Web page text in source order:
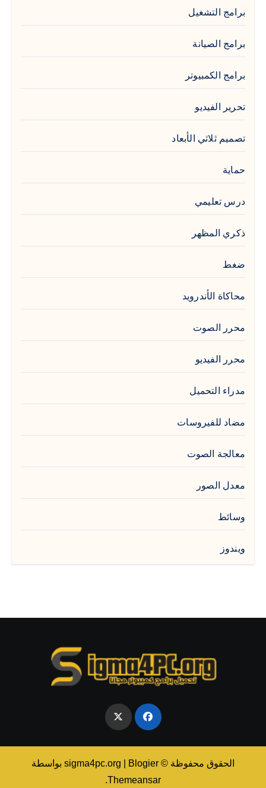
برامج التشغيل
برامج الصيانة
برامج الكمبيوتر
تحرير الفيديو
تصميم ثلاثي الأبعاد
حماية
درس تعليمي
ذكري المظهر
ضغط
محاكاة الأندرويد
محرر الصوت
محرر الفيديو
مدراء التحميل
مضاد للفيروسات
معالجة الصوت
معدل الصور
وسائط
ويندوز
الحقوق محفوظة © sigma4pc.org Blogier
بواسطة
Themeansar
.